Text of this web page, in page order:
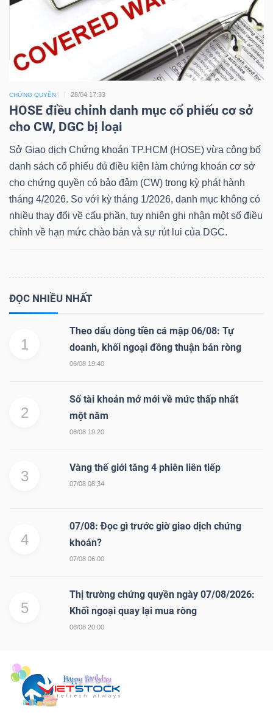
CHỨNG QUYỀN 28/04 17:33
HOSE điều chỉnh danh mục cổ phiếu cơ sở
cho CW, DGC bị loại
Sở Giao dịch Chứng khoán TP.HCM (HOSE) vừa công bố
danh sách cổ phiếu đủ điều kiện làm chứng khoán cơ sở
cho chứng quyền có bảo đảm (CW) trong kỳ phát hành
tháng 4/2026. So với kỳ tháng 1/2026, danh mục không có
nhiều thay đổi về cấu phần, tuy nhiên ghi nhận một số điều
chỉnh về hạn mức chào bán và sự rút lui của DGC.
ĐỌC NHIỀU NHẤT
1
Theo dấu dòng tiền cá mập 06/08: Tự
doanh, khối ngoại đồng thuận bán ròng
06/08 19:40
2
Số tài khoản mở mới về mức thấp nhất
một năm
06/08 19:20
3
Vàng thế giới tăng 4 phiên liên tiếp
07/08 08:34
4
07/08: Đọc gì trước giờ giao dịch chứng
khoán?
07/08 06:00
5
Thị trường chứng quyền ngày 07/08/2026:
Khối ngoại quay lại mua ròng
06/08 20:00